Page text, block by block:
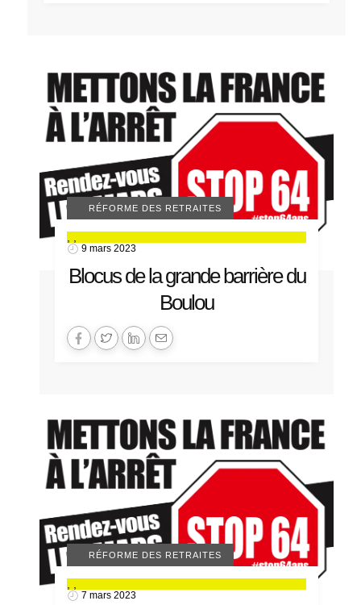
ACTUALITÉS 66
,
MANIFESTATIONS
,
RÉFORME DES RETRAITES
9 mars 2023
Blocus de la grande barrière du
Boulou
ACTUALITÉS 66
,
MANIFESTATIONS
,
RÉFORME DES RETRAITES
7 mars 2023